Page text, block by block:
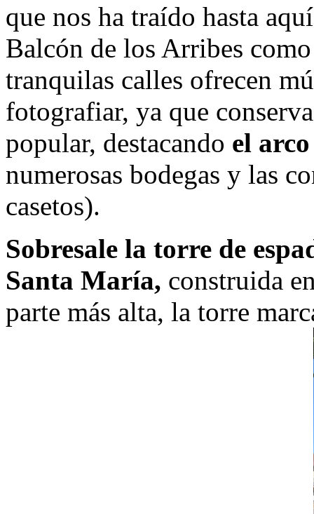
que nos ha traído hasta
Balcón de los Arribes
tranquilas calles ofrecen
fotografiar, ya que
popular, destacando el
numerosas bodegas y las
casetos).
Sobresale la torre de
Santa María, construida
parte más alta, la torre